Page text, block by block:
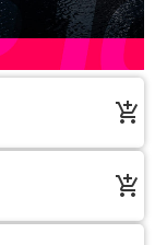
add_shopping_cart
add_shopping_cart